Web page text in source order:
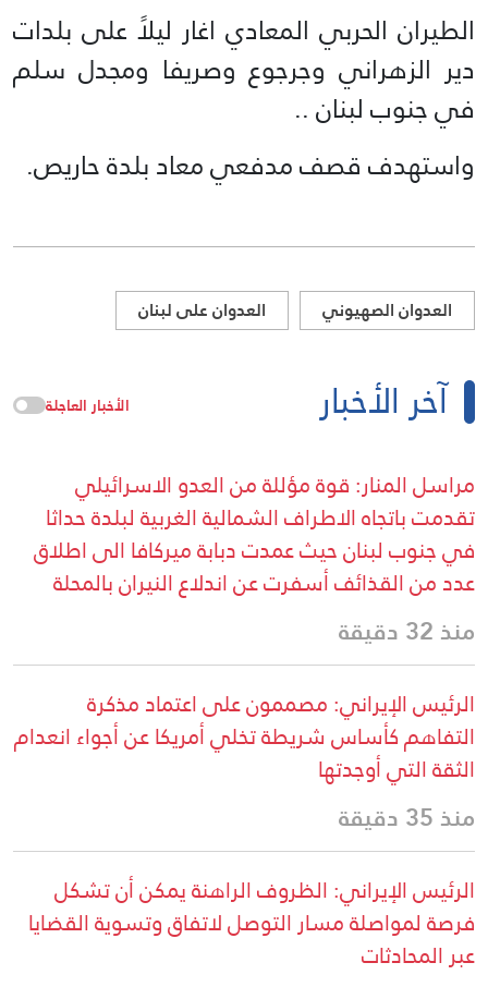
الطيران الحربي المعادي اغار ليلاً على بلدات
دير الزهراني وجرجوع وصريفا ومجدل سلم
في جنوب لبنان ..
واستهدف قصف مدفعي معاد بلدة حاريص.
العدوان الصهيوني العدوان على لبنان
آخر الأخبار الأخبار العاجلة
مراسل المنار: قوة مؤللة من العدو الاسرائيلي
تقدمت باتجاه الاطراف الشمالية الغربية لبلدة حداثا
في جنوب لبنان حيث عمدت دبابة ميركافا الى اطلاق
عدد من القذائف أسفرت عن اندلاع النيران بالمحلة
منذ 32 دقيقة
الرئيس الإيراني: مصممون على اعتماد مذكرة
التفاهم كأساس شريطة تخلي أمريكا عن أجواء انعدام
الثقة التي أوجدتها
منذ 35 دقيقة
الرئيس الإيراني: الظروف الراهنة يمكن أن تشكل
فرصة لمواصلة مسار التوصل لاتفاق وتسوية القضايا
عبر المحادثات